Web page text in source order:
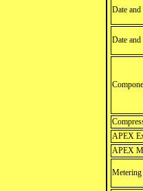
Date
Date
APEX
APEX